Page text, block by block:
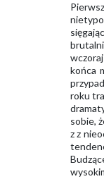
końca
roku
sobie,
z z